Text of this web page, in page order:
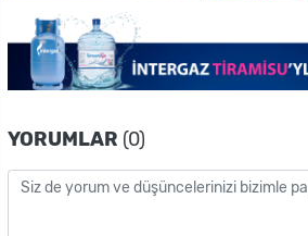
YORUMLAR (0)